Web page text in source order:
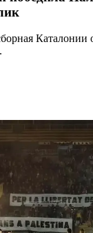
Каталонии